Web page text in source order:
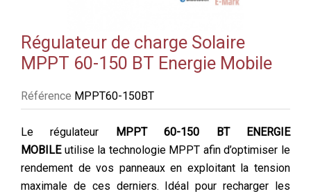
Régulateur de charge Solaire
MPPT 60-150 BT Energie Mobile
Référence MPPT60-150BT
Le régulateur MPPT 60-150 BT ENERGIE
MOBILEutilise la technologie MPPT afin d’optimiser le
rendement de vos panneaux en exploitant la tension
maximale de ces derniers. Idéal pour recharger les